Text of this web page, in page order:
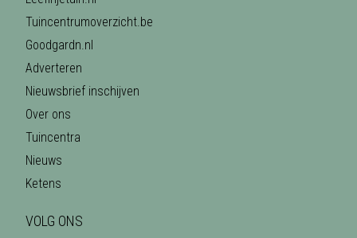
Tuincentrumoverzicht.be
Goodgardn.nl
Adverteren
Nieuwsbrief inschijven
Over ons
Tuincentra
Nieuws
Ketens
VOLG ONS